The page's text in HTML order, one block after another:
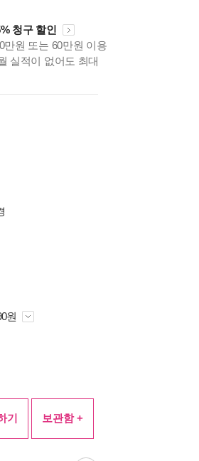
청구 할인
만원 또는 60만원 이용
실적이 없어도 최대
원
기 보관함 +